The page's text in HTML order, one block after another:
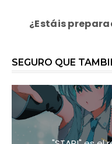
¿Estáis
SEGURO QUE